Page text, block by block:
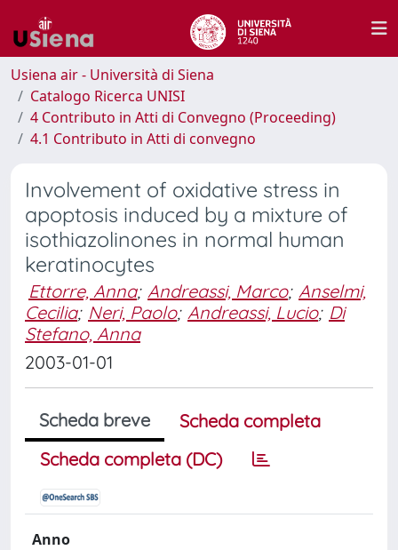
Usiena air - Università di Siena
Catalogo Ricerca UNISI
4 Contributo in Atti di Convegno (Proceeding)
4.1 Contributo in Atti di convegno
Involvement of oxidative stress in
apoptosis induced by a mixture of
isothiazolinones in normal human
keratinocytes
Ettorre, Anna; Andreassi, Marco; Anselmi,
Cecilia; Neri, Paolo; Andreassi, Lucio; Di
Stefano, Anna
2003-01-01
Scheda breve
Scheda completa
Scheda completa (DC)
Anno